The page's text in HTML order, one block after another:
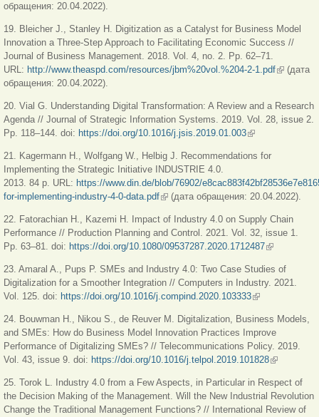
обращения: 20.04.2022).
19. Bleicher J., Stanley H. Digitization as a Catalyst for Business Model
Innovation a Three-Step Approach to Facilitating Economic Success //
Journal of Business Management. 2018. Vol. 4, no. 2. Pp. 62–71.
URL: http://www.theaspd.com/resources/jbm%20vol.%204-2-1.pdf(внешняя
(дата
обращения: 20.04.2022).
20. Vial G. Understanding Digital Transformation: A Review and a Research
Agenda // Journal of Strategic Information Systems. 2019. Vol. 28, issue 2.
Pp. 118–144. doi: https://doi.org/10.1016/j.jsis.2019.01.003(внешняя
21. Kagermann H., Wolfgang W., Helbig J. Recommendations for
Implementing the Strategic Initiative INDUSTRIE 4.0.
2013. 84 p. URL: https://www.din.de/blob/76902/
for-implementing-industry-4-0-data.pdf(внешняя ссылка)
(дата обращения: 20.04.2022).
22. Fatorachian H., Kazemi H. Impact of Industry 4.0 on Supply Chain
Performance // Production Planning and Control. 2021. Vol. 32, issue 1.
Pp. 63–81. doi: https://doi.org/10.1080/09537287.2020.1712487(внешняя
23. Amaral A., Pups P. SMEs and Industry 4.0: Two Case Studies of
Digitalization for a Smoother Integration // Computers in Industry. 2021.
Vol. 125. doi: https://doi.org/10.1016/j.compind.2020.103333(внешняя
24. Bouwman H., Nikou S., de Reuver M. Digitalization, Business Models,
and SMEs: How do Business Model Innovation Practices Improve
Performance of Digitalizing SMEs? // Telecommunications Policy. 2019.
Vol. 43, issue 9. doi: https://doi.org/10.1016/j.telpol.2019.101828(внешняя
25. Torok L. Industry 4.0 from a Few Aspects, in Particular in Respect of
the Decision Making of the Management. Will the New Industrial Revolution
Change the Traditional Management Functions? // International Review of